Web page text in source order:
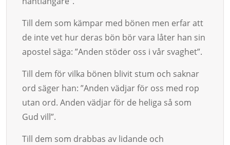
Till dem som kämpar med bönen men erfar att
de inte vet hur de­ras bön bör vara låter han sin
apostel säga: ”Anden stöder oss i vår svaghet”.
Till dem för vilka bönen blivit stum och saknar
ord säger han: ”An­­den väd­jar för oss med rop
utan ord. Anden vädjar för de heli­ga så som
Gud vill”.
Till dem som drabbas av lidande och